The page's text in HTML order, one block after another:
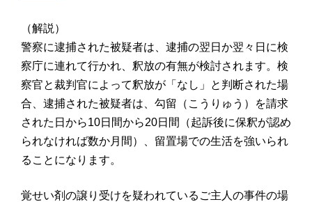
（解説）
警察に逮捕された被疑者は、逮捕の翌日か翌々日に検
察庁に連れて行かれ、釈放の有無が検討されます。検
察官と裁判官によって釈放が「なし」と判断された場
合、逮捕された被疑者は、勾留（こうりゅう）を請求
された日から10日間から20日間（起訴後に保釈が認め
られなければ数か月間）、留置場での生活を強いられ
ることになります。
覚せい剤の譲り受けを疑われているご主人の事件の場